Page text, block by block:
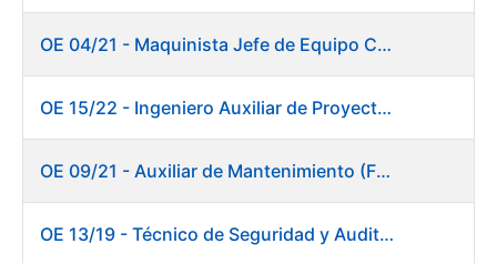
OE 04/21 - Maquinista Jefe de Equipo Corte y Enfajado
OE 15/22 - Ingeniero Auxiliar de Proyectos - DIT
OE 09/21 - Auxiliar de Mantenimiento (Fábrica de Papel)
OE 13/19 - Técnico de Seguridad y Auditoría Informática. Dirección de Sistemas de Información